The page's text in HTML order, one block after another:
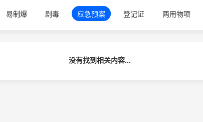
易制爆 剧毒 应急预案 登记证 两用物项
没有找到相关内容...